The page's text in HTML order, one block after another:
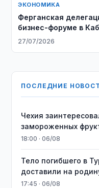
ЭКОНОМИКА
​​​​​​​Ферганская
бизнес-форуме в
27/07/2026
ПОСЛЕДНИЕ
Чехия
замороженных
18:00 · 06/08
Тело погибшего в
доставили на
17:45 · 06/08